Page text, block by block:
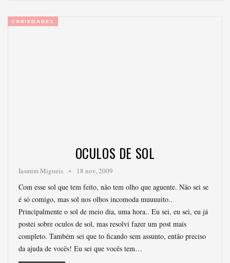
VARIEDADES
OCULOS DE SOL
Iasmim Migueis 18 nov, 2009
Com esse sol que tem feito, não tem olho que aguente. Não sei se
é só comigo, mas sol nos olhos incomoda muuuuito..
Principalmente o sol de meio dia, uma hora.. Eu sei, eu sei, eu já
postei sobre oculos de sol, mas resolvi fazer um post mais
completo. Também sei que to ficando sem assunto, então preciso
da ajuda de vocês! Eu sei que vocês tem…